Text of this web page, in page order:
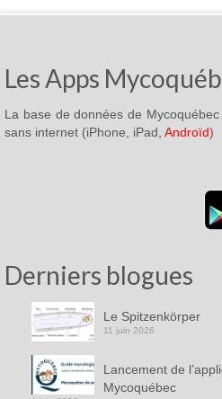
Les Apps
La base de données de
sans internet (iPhone, iPad, Androïd)
Derniers blogues
Le Spitzenkörper
11 juin 2026
Lancement de
Mycoquébec